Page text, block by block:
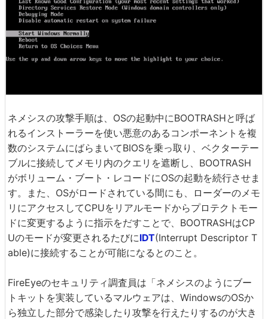
ネメシスの攻撃手順は、OSの起動中にBOOTRASHと呼ば
れるインストーラーを使い悪意のあるコンポーネントを複
数のシステムにばらまいてBIOSを乗っ取り、ベクターテー
ブルに接続してメモリ内のクエリを遮断し、BOOTRASH
がボリューム・ブート・レコードにOSの起動を続行させま
す。また、OSがロードされている間にも、ローダーのメモ
リにアクセスしてCPUをリアルモードからプロテクトモー
ドに変更するように指示をだすことで、BOOTRASHはCP
Uのモードが変更されるたびにIDT(Interrupt Descriptor T
able)に接続することが可能になるとのこと。
FireEyeのセキュリティ調査員は「ネメシスのようにブー
トキットを実装しているマルウェアは、WindowsのOSか
ら独立した部分で感染したり攻撃を行えたりするのが大き